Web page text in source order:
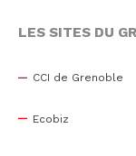
LES SITES DU
CCI de Grenoble
Ecobiz